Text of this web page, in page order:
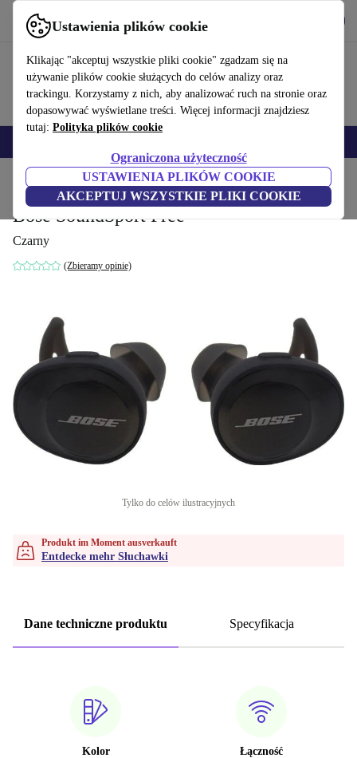
Ustawienia plików cookie
Klikając "akceptuj wszystkie pliki cookie" zgadzam się na
używanie plików cookie służących do celów analizy oraz
trackingu. Korzystamy z nich, aby analizować ruch na stronie oraz
dopasowywać wyświetlane treści. Więcej informacji znajdziesz
tutaj: Polityka plików cookie
Ograniczona użyteczność
USTAWIENIA PLIKÓW COOKIE
AKCEPTUJ WSZYSTKIE PLIKI COOKIE
Korzystaj z refurbed szybko i łatwo
Produkty Audio i słuchawki Słuchawki
Bose SoundSport Free
Czarny
(Zbieramy opinie)
Tylko do celów ilustracyjnych
Produkt im Moment ausverkauft
Entdecke mehr Słuchawki
Dane techniczne produktu Specyfikacja
Kolor
Łączność